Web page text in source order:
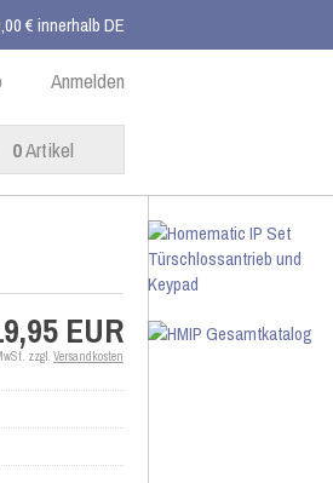
€ innerhalb DE
Anmelden
0Artikel
EUR
zzgl. Versandkosten